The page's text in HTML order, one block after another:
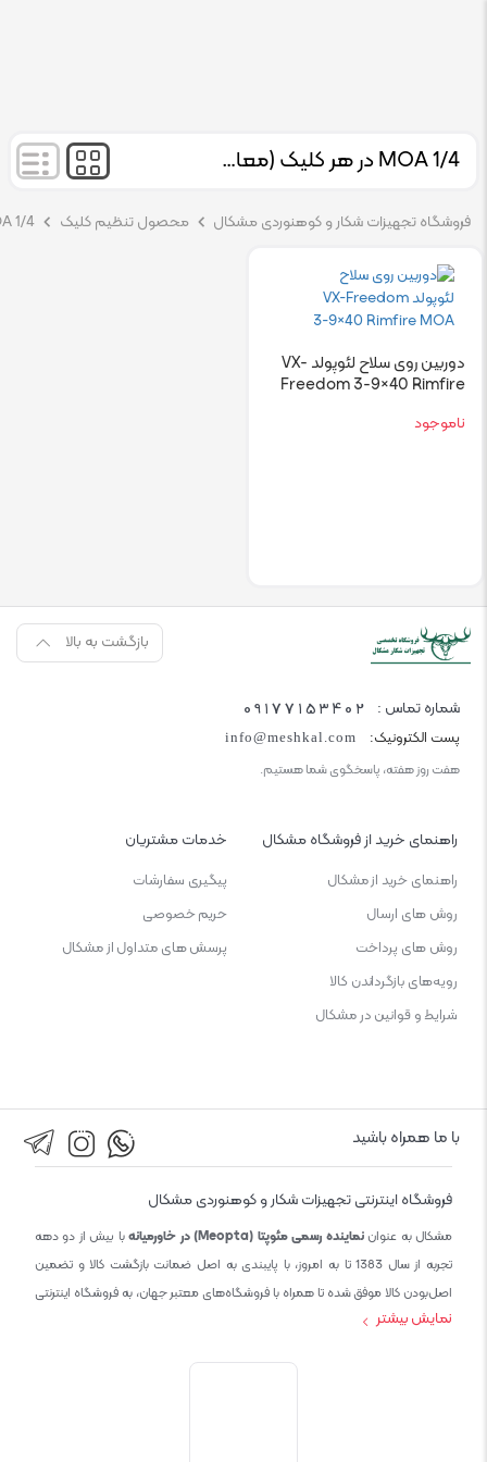
1/4 MOA در هر کلیک (معادل تقریباً 7.25 میلی‌متر در 100 متر)
فروشگاه تجهیزات شکار و کوهنوردی مشکال محصول تنظیم کلیک 1/4 MOA در هر کلیک (معادل تقریباً 7.25 میلی‌متر در 100 متر)
دوربین روی سلاح لئوپولد VX-
Freedom 3-9×40 Rimfire
ناموجود
بازگشت به بالا
شماره تماس : ۰۹۱۷۷۱۵۳۴۰۲
پست الکترونیک: info@meshkal.com
هفت روز هفته، پاسخگوی شما هستیم.
راهنمای خرید از فروشگاه مشکال
راهنمای خرید از مشکال
روش های ارسال
روش های پرداخت
رویه‌های بازگرداندن کالا
شرایط و قوانین در مشکال
خدمات مشتریان
پیگیری سفارشات
حریم خصوصی
پرسش های متداول از مشکال
با ما همراه باشید
فروشگاه اینترنتی تجهیزات شکار و کوهنوردی مشکال
مشکال به عنواننماینده رسمی مئوپتا (Meopta) در خاورمیانه
با بیش از دو دهه
تجربه از سال 1383 تا به امروز، با پایبندی به اصل ضمانت بازگشت کالا و تضمین
اصل‌بودن کالا موفق شده تا همراه با فروشگاه‌های معتبر جهان، به فروشگاه اینترنتی
تجهیزات شکار بدل شود.
نمایش بیشتر